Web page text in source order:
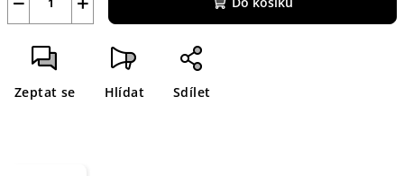
Zeptat se Hlídat Sdílet